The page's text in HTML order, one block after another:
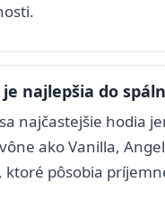
najlepšia do
najčastejšie hodia
ako Vanilla,
ktoré pôsobia